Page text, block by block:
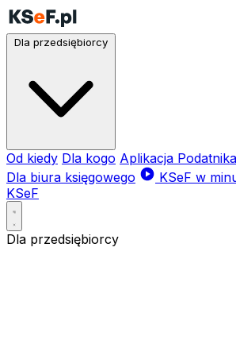
Dla przedsiębiorcy
Od kiedy Dla kogo Aplikacja Podatnika
Dla biura księgowego
KSeF w
KSeF
Dla przedsiębiorcy